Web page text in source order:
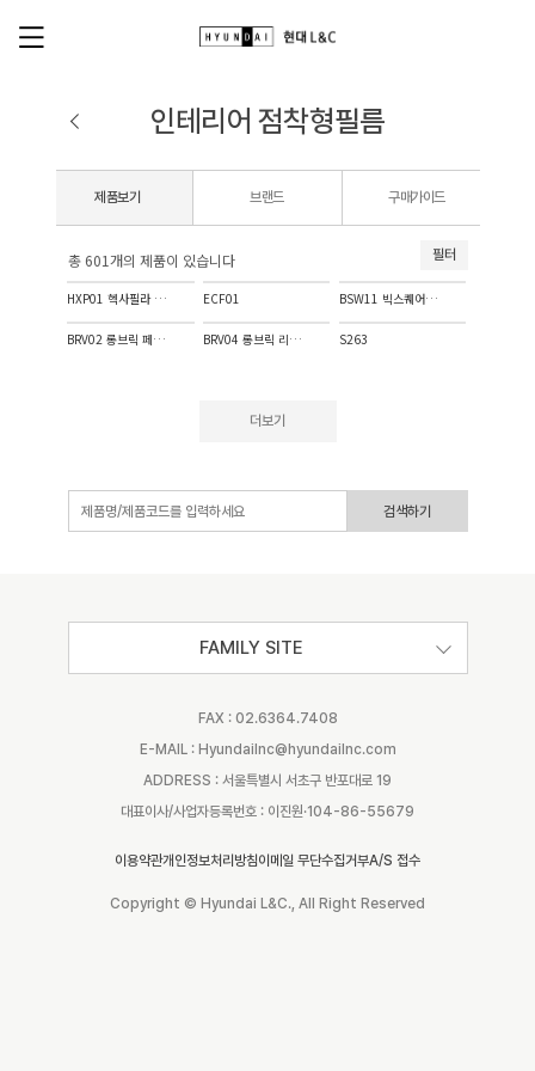
인테리어 점착형필름
제품보기 브랜드 구매가이드
총 601개의 제품이 있습니다 필터
HXP01 헥사필라 모노화이트 ECF01 BSW11 빅스퀘어 핑크
BRV02 롱브릭 페일 레몬 BRV04 롱브릭 리버스 핑크 S263
더보기
검색하기
FAMILY SITE
FAX : 02.6364.7408
E-MAIL : Hyundailnc@hyundailnc.com
ADDRESS : 서울특별시 서초구 반포대로 19
대표이사/사업자등록번호 : 이진원·104-86-55679
이용약관개인정보처리방침이메일 무단수집거부A/S 접수
Copyright © Hyundai L&C., All Right Reserved